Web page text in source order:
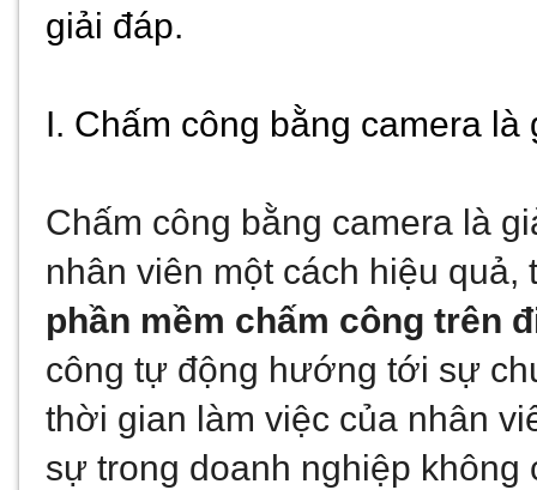
giải đáp.
I. Chấm công bằng camera là
Chấm công bằng camera là
phần mềm chấm công trên
công tự động hướng tới sự
thời gian làm việc của nhân
sự trong doanh nghiệp